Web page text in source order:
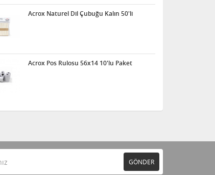
Acrox Naturel Dil Çubuğu Kalın 50'li
Acrox Pos Rulosu 56x14 10'lu Paket
GÖNDER